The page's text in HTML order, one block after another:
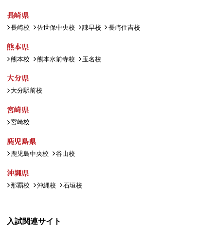
長崎県
長崎校 佐世保中央校 諫早校 長崎住吉校
熊本県
熊本校 熊本水前寺校 玉名校
大分県
大分駅前校
宮崎県
宮崎校
鹿児島県
鹿児島中央校 谷山校
沖縄県
那覇校 沖縄校 石垣校
入試関連サイト